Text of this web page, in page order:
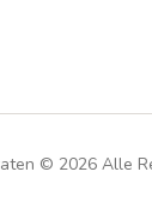
© 2026Alle